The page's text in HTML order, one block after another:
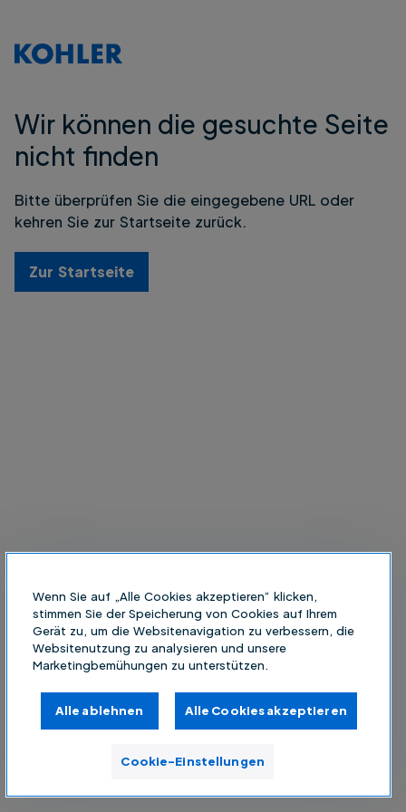
Wir können die gesuchte Seite
nicht finden
Bitte überprüfen Sie die eingegebene URL oder
kehren Sie zur Startseite zurück.
Zur Startseite
Wenn Sie auf „Alle Cookies akzeptieren“ klicken,
stimmen Sie der Speicherung von Cookies auf Ihrem
Gerät zu, um die Websitenavigation zu verbessern, die
Websitenutzung zu analysieren und unsere
Marketingbemühungen zu unterstützen.
Alle ablehnen Alle Cookies akzeptieren
Cookie-Einstellungen